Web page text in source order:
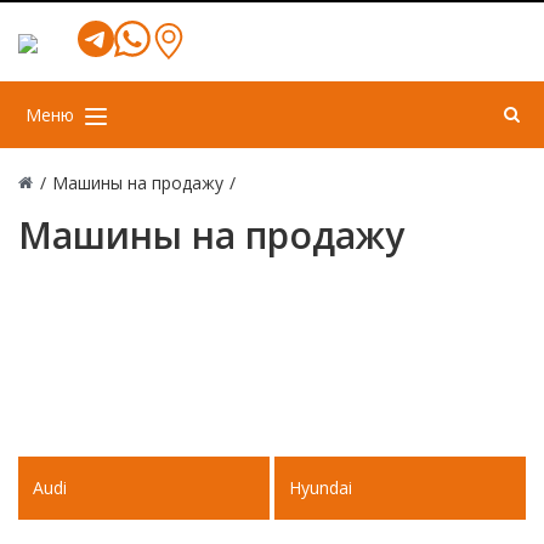
Меню
/ Машины на продажу /
Машины на продажу
Audi Hyundai